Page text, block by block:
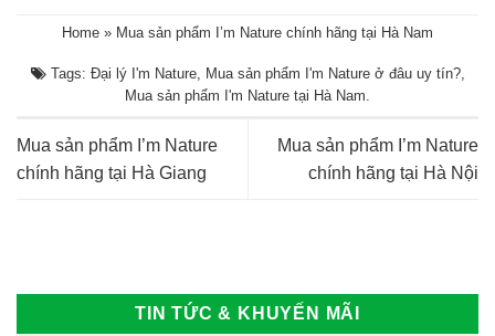
Home » Mua sản phẩm I’m Nature chính hãng tại Hà Nam
Tags: Đại lý I'm Nature, Mua sản phẩm I'm Nature ở đâu uy tín?,
Mua sản phẩm I'm Nature tại Hà Nam
Mua sản phẩm I’m Nature
chính hãng tại Hà Giang
Mua sản phẩm I’m Nature
chính hãng tại Hà Nội
TIN TỨC & KHUYẾN MÃI